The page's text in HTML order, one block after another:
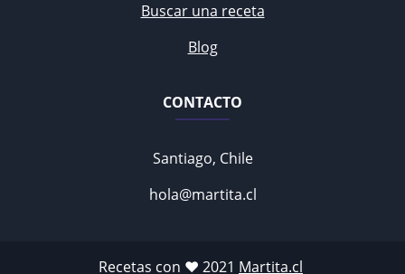
Buscar una receta
Blog
CONTACTO
Santiago, Chile
hola@martita.cl
Recetas con ♥ 2021 Martita.cl